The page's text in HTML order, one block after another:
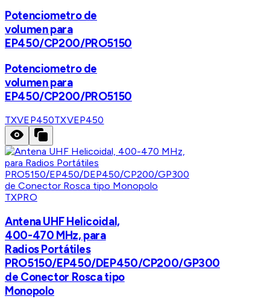
Potenciometro de
volumen para
EP450/CP200/PRO5150
Potenciometro de
volumen para
EP450/CP200/PRO5150
TXVEP450TXVEP450
TXPRO
Antena UHF Helicoidal,
400-470 MHz, para
Radios Portátiles
PRO5150/EP450/DEP450/CP200/GP300
de Conector Rosca tipo
Monopolo